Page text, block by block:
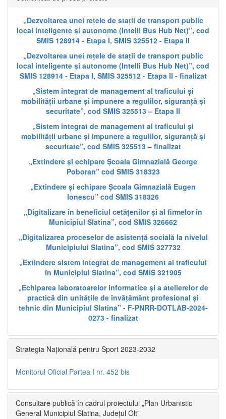
„Dezvoltarea unei rețele de stații de transport public
local inteligente și autonome (Intelli Bus Hub Net)”, cod
SMIS 128914 - Etapa I, SMIS 325512 - Etapa II
„Dezvoltarea unei rețele de stații de transport public
local inteligente și autonome (Intelli Bus Hub Net)”, cod
SMIS 128914 - Etapa I, SMIS 325512 - Etapa II - finalizat
„Sistem integrat de management al traficului și
mobilității urbane și impunere a regulilor, siguranță și
securitate”, cod SMIS 325513 – Etapa II
„Sistem integrat de management al traficului și
mobilității urbane și impunere a regulilor, siguranță și
securitate”, cod SMIS 325513 – finalizat
„Extindere și echipare Școala Gimnazială George
Poboran” cod SMIS 318323
„Extindere și echipare Școala Gimnazială Eugen
Ionescu” cod SMIS 318326
„Digitalizare în beneficiul cetățenilor și al firmelor în
Municipiul Slatina”, cod SMIS 326662
„Digitalizarea proceselor de asistență socială la nivelul
Municipiului Slatina”, cod SMIS 327732
„Extindere sistem integrat de management al traficului
în Municipiul Slatina”, cod SMIS 321905
„Echiparea laboratoarelor informatice și a atelierelor de
practică din unitățile de învățământ profesional și
tehnic din Municipiul Slatina” - F-PNRR-DOTLAB-2024-
0273 - finalizat
Strategia Națională pentru Sport 2023-2032
Monitorul Oficial Partea I nr. 452 bis
Consultare publică în cadrul proiectului „Plan Urbanistic
General Municipiul Slatina, Județul Olt”